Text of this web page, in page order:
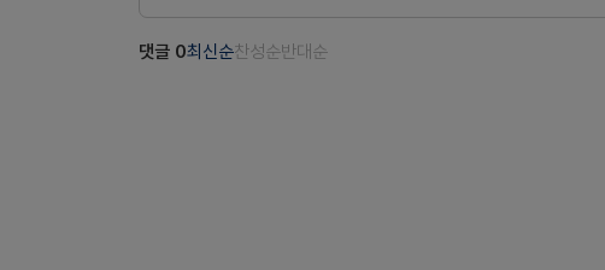
댓글 0최신순찬성순반대순